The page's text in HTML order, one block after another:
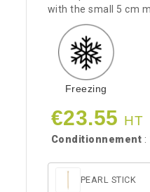
with the small 5 cm
Freezing
€23.55 HT
Conditionnement :
PEARL STICK